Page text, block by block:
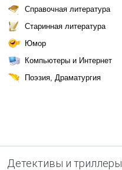
Справочная литература
Старинная литература
Юмор
Компьютеры и Интернет
Поэзия, Драматургия
Детективы и триллеры